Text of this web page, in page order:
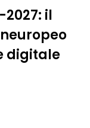
2027: il
digitale